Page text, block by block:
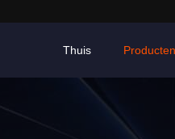
Thuis Producten